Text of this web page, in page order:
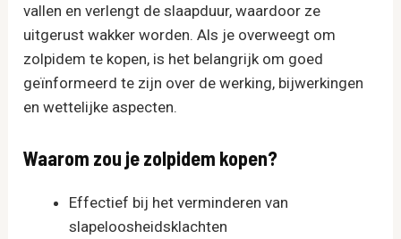
vallen en verlengt de slaapduur, waardoor ze
uitgerust wakker worden. Als je overweegt om
zolpidem te kopen, is het belangrijk om goed
geïnformeerd te zijn over de werking, bijwerkingen
en wettelijke aspecten.
Waarom zou je zolpidem kopen?
Effectief bij het verminderen van
slapeloosheidsklachten